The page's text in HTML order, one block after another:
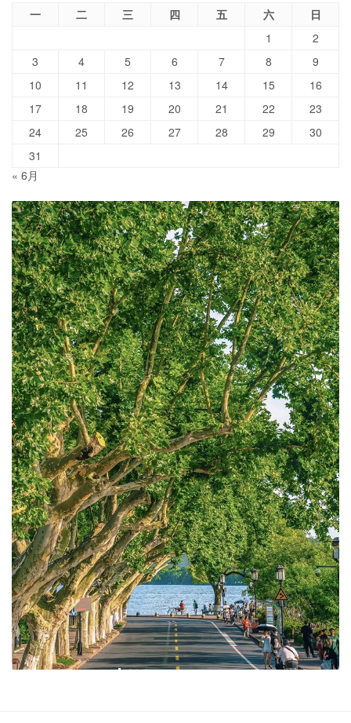
一 二 三 四 五 六
日
1
2
3
4 5 6 7 8
9
10
11 12 13 14 15
16
17
18 19 20 21 22
23
24
25 26 27 28 29
30
31
« 6月